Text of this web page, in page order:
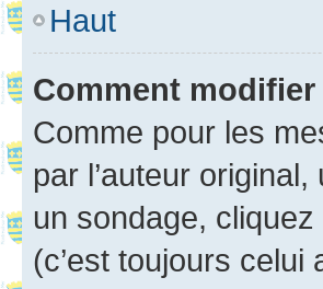
Haut
Comment
Comme pour les
par l’auteur
un sondage,
(c’est toujours celui